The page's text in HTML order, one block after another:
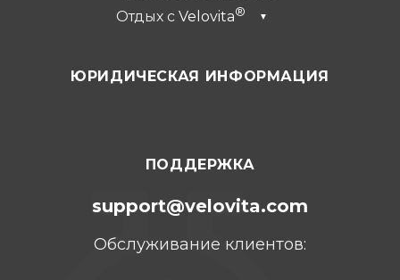
Отдых с Velovita ▼
Турция 2025
ЮРИДИЧЕСКАЯ ИНФОРМАЦИЯ
ПОДДЕРЖКА
support@velovita.com
Обслуживание клиентов: